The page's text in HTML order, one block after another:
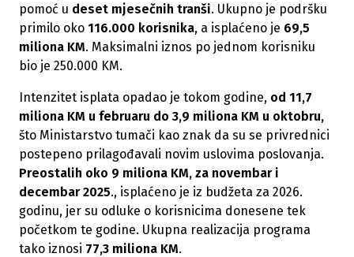
pomoć u deset mjesečnih tranši. Ukupno je podršku
primilo oko 116.000 korisnika, a isplaćeno je 69,5
miliona KM. Maksimalni iznos po jednom korisniku
bio je 250.000 KM.
Intenzitet isplata opadao je tokom godine, od 11,7
miliona KM u februaru do 3,9 miliona KM u oktobru,
što Ministarstvo tumači kao znak da su se privrednici
postepeno prilagođavali novim uslovima poslovanja.
Preostalih oko 9 miliona KM, za novembar i
decembar 2025., isplaćeno je iz budžeta za 2026.
godinu, jer su odluke o korisnicima donesene tek
početkom te godine. Ukupna realizacija programa
tako iznosi 77,3 miliona KM.